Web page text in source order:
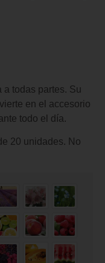
a todas partes. Su
en el accesorio
todo el día.
20 unidades. No